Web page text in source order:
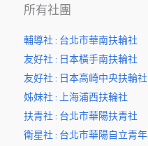
所有社團
輔導社 : 台北市華南扶輪社
友好社 : 日本橫手南扶輪社
友好社 : 日本高崎中央扶輪社
姊妹社 : 上海浦西扶輪社
扶青社 : 台北市華陽扶青社
衛星社 : 台北市華陽自立青年